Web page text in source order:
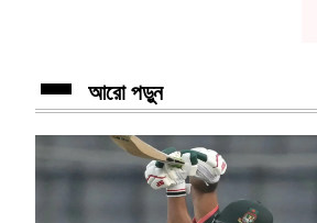
আরো পড়ুন